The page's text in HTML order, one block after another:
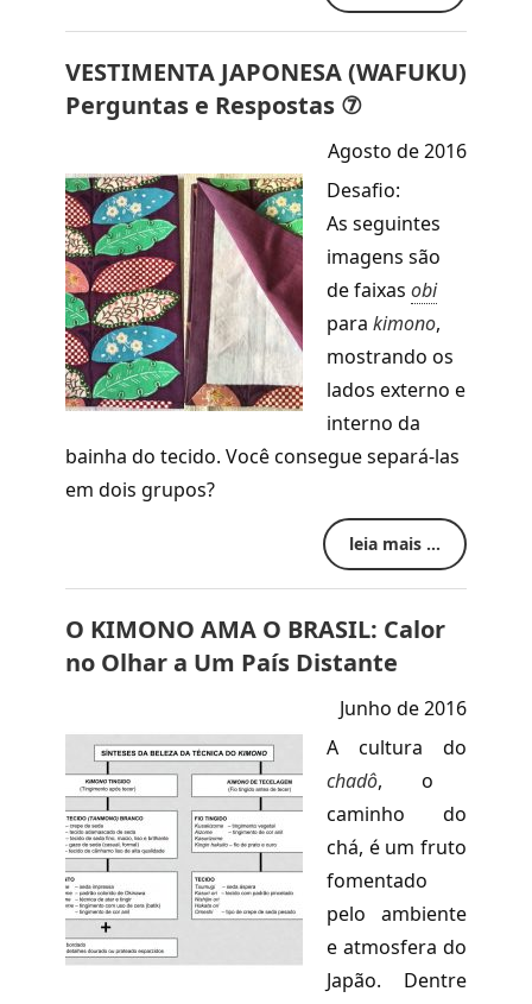
VESTIMENTA JAPONESA (WAFUKU)
Perguntas e Respostas ⑦
Agosto de 2016
Desafio:
As seguintes
imagens são
de faixas obi
para kimono,
mostrando os
lados externo e
interno da
bainha do tecido. Você consegue separá-las
em dois grupos?
leia mais ...
O KIMONO AMA O BRASIL: Calor
no Olhar a Um País Distante
Junho de 2016
A cultura do
chadô, o
caminho do
chá, é um fruto
fomentado
pelo ambiente
e atmosfera do
Japão. Dentre